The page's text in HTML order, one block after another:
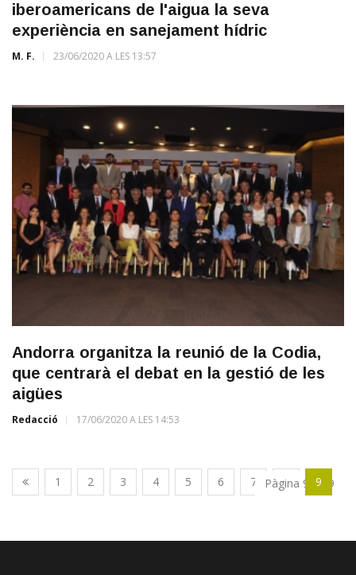
iberoamericans de l'aigua la seva
experiència en sanejament hídric
M. F. 23/06/2020 A LES 13:57
Andorra organitza la reunió de la Codia,
que centrarà el debat en la gestió de les
aigües
Redacció 17/06/2020 A LES 14:53
1 2 3 4 5 6 7 8 9
Pàgina 9 de 9